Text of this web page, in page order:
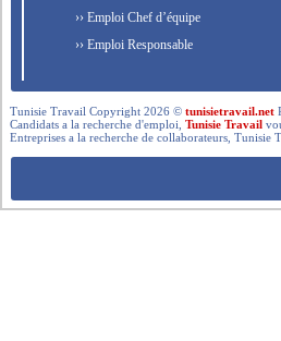
›› Emploi Chef d’équipe
›› Emploi Responsable
Tunisie Travail Copyright 2026 ©tunisietravail.net
Candidats a la recherche d'emploi,Tunisie Travail
Entreprises a la recherche de collaborateurs,